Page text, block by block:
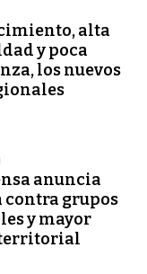
alta
y poca
los nuevos
anuncia
contra grupos
y mayor